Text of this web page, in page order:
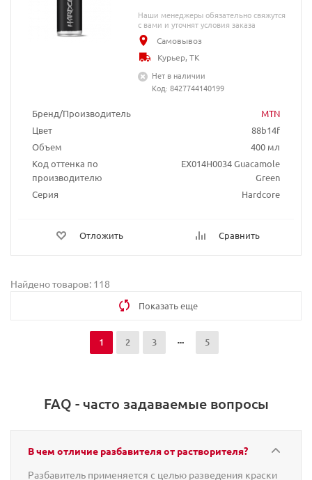
Бренд/Производитель
MTN
Цвет
88b14f
Объем
400 мл
Код оттенка по
производителю
EX014H0034 Guacamole
Green
Серия
Hardcore
Отложить Сравнить
Наши менеджеры обязательно свяжутся
с вами и уточнят условия заказа
Самовывоз
Курьер, ТК
Нет в наличии
Код: 8427744140199
Найдено товаров: 118
Показать еще
1 2 3 5
FAQ - часто задаваемые вопросы
В чем отличие разбавителя от растворителя?
Разбавитель применяется с целью разведения краски